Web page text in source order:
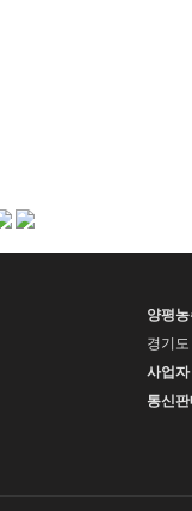
양평
경기
사업
통신